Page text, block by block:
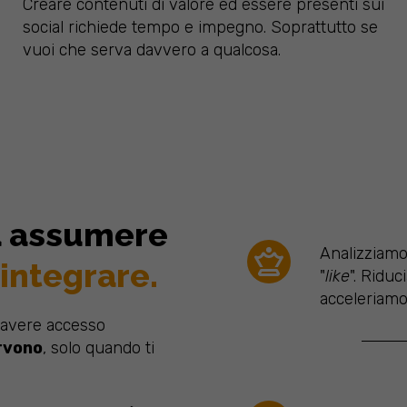
Creare contenuti di valore ed essere presenti sui
social richiede tempo e impegno. Soprattutto se
vuoi che serva davvero a qualcosa.
accesso
, solo quando ti
"like".